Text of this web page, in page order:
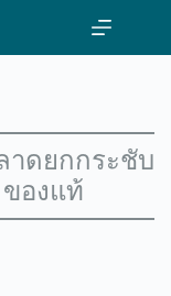
าดยกกระชับ
ของแท้